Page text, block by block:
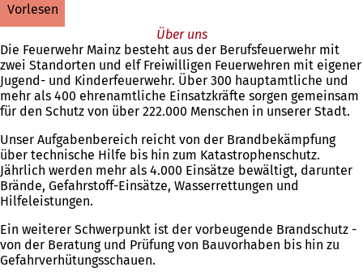
vorlesen
Über uns
Die Feuerwehr Mainz besteht aus der Berufsfeuerwehr mit
zwei Standorten und elf Freiwilligen Feuerwehren mit eigener
Jugend- und Kinderfeuerwehr. Über 300 hauptamtliche und
mehr als 400 ehrenamtliche Einsatzkräfte sorgen gemeinsam
für den Schutz von über 222.000 Menschen in unserer Stadt.
Unser Aufgabenbereich reicht von der Brandbekämpfung
über technische Hilfe bis hin zum Katastrophenschutz.
Jährlich werden mehr als 4.000 Einsätze bewältigt, darunter
Brände, Gefahrstoff-Einsätze, Wasserrettungen und
Hilfeleistungen.
Ein weiterer Schwerpunkt ist der vorbeugende Brandschutz -
von der Beratung und Prüfung von Bauvorhaben bis hin zu
Gefahrverhütungsschauen.